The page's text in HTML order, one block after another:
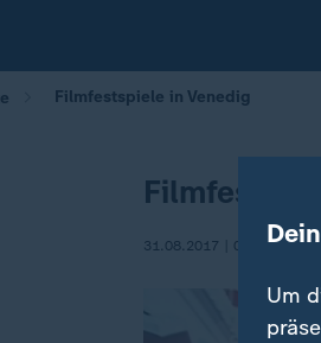
Filmfestspiele in Venedig
31.08.2017 | 09:33
Um